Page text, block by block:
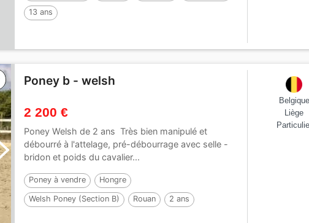
13 ans
Poney b - welsh
2 200 €
Poney Welsh de 2 ans Très bien manipulé et
débourré à l'attelage, pré-débourrage avec selle -
bridon et poids du cavalier...
Poney à vendre Hongre
Welsh Poney (Section B) Rouan 2 ans
Belgique
Liège